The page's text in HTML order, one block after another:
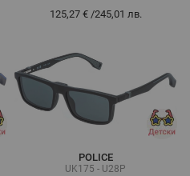
125,27 €/245,01 лв.
POLICE
UK175 - U28P